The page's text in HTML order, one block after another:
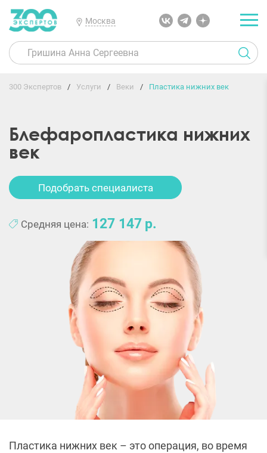
Москва
300 Экспертов Услуги Веки Пластика нижних век
Блефаропластика нижних
век
Подобрать специалиста
Средняя цена: 127 147
Пластика нижних век – это операция, во время